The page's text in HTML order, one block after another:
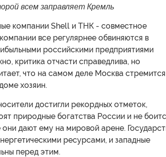
всем заправляет Кремль
компании Shell и ТНК - совместное
все регулярнее обвиняются в
российскими предприятиями
критика отчасти справедлива, но
что на самом деле Москва стремится
хозяин.
достигли рекордных отметок,
природные богатства России и не
они дают ему на мировой арене.
ресурсами, и западные
перед этим.